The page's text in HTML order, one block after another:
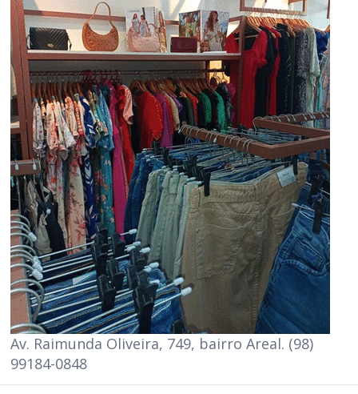
Av. Raimunda Oliveira, 749, bairro Areal. (98)
99184-0848